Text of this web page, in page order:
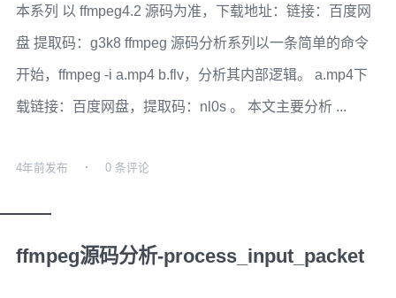
本系列 以 ffmpeg4.2 源码为准，下载地址：链接：百度网
盘 提取码：g3k8 ffmpeg 源码分析系列以一条简单的命令
开始，ffmpeg -i a.mp4 b.flv，分析其内部逻辑。 a.mp4下
载链接：百度网盘，提取码：nl0s 。 本文主要分析 ...
4年前发布 0 条评论
ffmpeg源码分析-process_input_packet